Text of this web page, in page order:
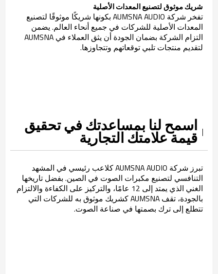
شريك موثوق لتصنيع المعدات الأصلية
تفخر شركة AUMSNA AUDIO بكونها شريكًا موثوقًا لتصنيع
المعدات الأصلية للشركات في جميع أنحاء العالم. يضمن
التزام الشركة بضمان الجودة أن يثق العملاء في AUMSNA
لتقديم منتجات تلبي توقعاتهم وتتجاوزها.
اسمح لنا بمساعدتك في تحقيق
قيمة علامتك التجارية
تبرز شركة AUMSNA AUDIO كلاعب رئيسي في المشهد
التنافسي لتصنيع مكبرات الصوت في الصين. بفضل تاريخها
الغني الذي يمتد إلى 12 عامًا، والتركيز على الكفاءة والالتزام
بالجودة، تقف AUMSNA كشريك موثوق به للشركات التي
تتطلع إلى ترك بصمتها في صناعة الصوت.